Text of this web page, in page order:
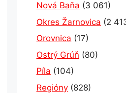
Nová Baňa (3 061)
Okres Žarnovica (2
Orovnica (17)
Ostrý Grúň (80)
Píla (104)
Regióny (828)